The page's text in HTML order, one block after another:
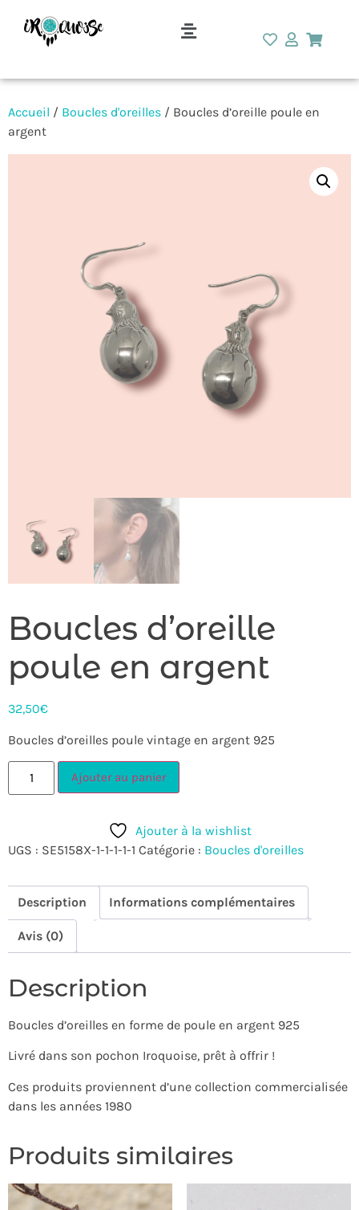
Accueil / Boucles d'oreilles / Boucles d’oreille poule en
argent
Boucles d’oreille
poule en argent
32,50€
Boucles d’oreilles poule vintage en argent 925
Ajouter au panier
Ajouter à la wishlist
UGS : SE5158X-1-1-1-1-1 Catégorie : Boucles d'oreilles
Description Informations complémentaires
Avis (0)
Description
Boucles d’oreilles en forme de poule en argent 925
Livré dans son pochon Iroquoise, prêt à offrir !
Ces produits proviennent d’une collection commercialisée
dans les années 1980
Produits similaires